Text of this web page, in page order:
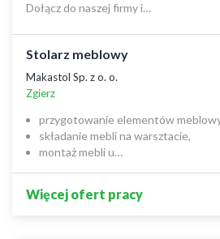
Dołącz do naszej firmy i…
Stolarz meblowy
Makastol Sp. z o. o.
Zgierz
przygotowanie elementów
składanie mebli na warsztacie,
montaż mebli u…
Więcej ofert pracy